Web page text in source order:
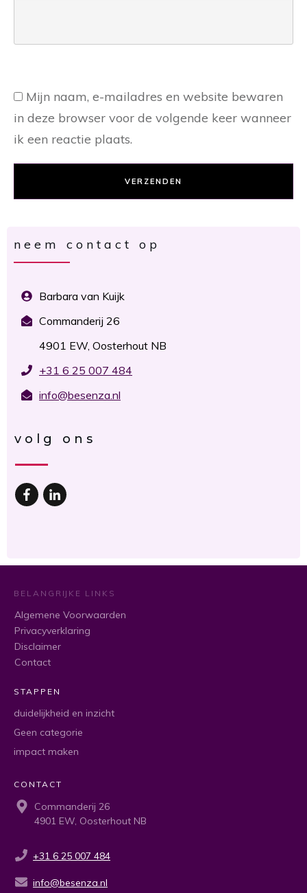
Mijn naam, e-mailadres en website bewaren
in deze browser voor de volgende keer wanneer
ik een reactie plaats.
VERZENDEN
neem contact op
Barbara van Kuijk
Commanderij 26
4901 EW, Oosterhout NB
+31 6 25 007 484
info@besenza.nl
volg ons
BELANGRIJKE LINKS
Algemene Voorwaarden
Privacyverklaring
Disclaimer
Contact
STAPPEN
duidelijkheid en inzicht
Geen categorie
impact maken
CONTACT
Commanderij 26
4901 EW, Oosterhout NB
+31 6 25 007 484
info@besenza.nl